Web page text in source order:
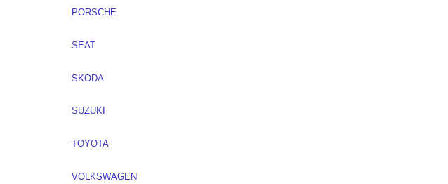
PORSCHE
SEAT
SKODA
SUZUKI
TOYOTA
VOLKSWAGEN